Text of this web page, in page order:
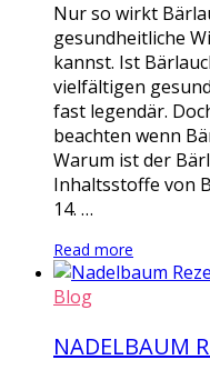
Nur so wirkt
gesundheitliche
kannst. Ist
vielfältigen
fast legendär.
beachten wenn
Warum ist der
Inhaltsstoffe von
14. …
Read more
Blog
NADELBAUM